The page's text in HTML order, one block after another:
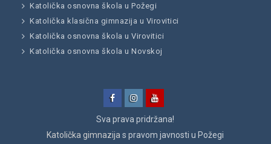
Katolička osnovna škola u Požegi
Katolička klasična gimnazija u Virovitici
Katolička osnovna škola u Virovitici
Katolička osnovna škola u Novskoj
Sva prava pridržana!
Katolička gimnazija s pravom javnosti u Požegi